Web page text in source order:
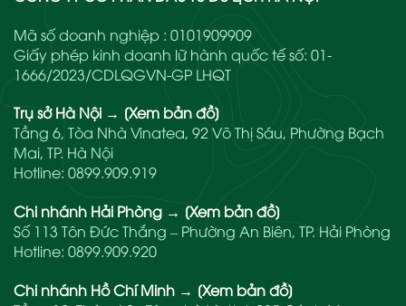
Mã số doanh nghiệp : 0101909909
Giấy phép kinh doanh lữ hành quốc tế số: 01-
1666/2023/CDLQGVN-GP LHQT
Trụ sở Hà Nội → [Xem bản đồ]
Tầng 6, Tòa Nhà Vinatea, 92 Võ Thị Sáu, Phường Bạch
Mai, TP. Hà Nội
Hotline: 0899.909.919
Chi nhánh Hải Phòng → [Xem bản đồ]
Số 113 Tôn Đức Thắng – Phường An Biên, TP. Hải Phòng
Hotline: 0899.909.920
Chi nhánh Hồ Chí Minh → [Xem bản đồ]